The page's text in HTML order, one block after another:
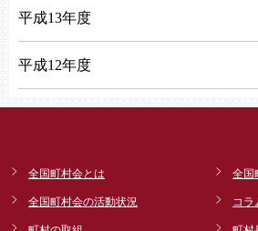
平成13年度
平成12年度
全国町村会とは
全国町村会の活動状況
全国
コラ